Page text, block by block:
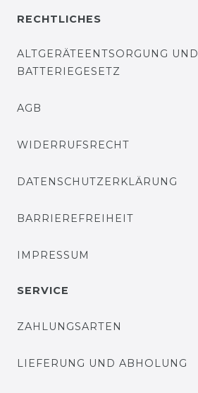
RECHTLICHES
ALTGERÄTEENTSORGUNG UND
BATTERIEGESETZ
AGB
WIDERRUFSRECHT
DATENSCHUTZERKLÄRUNG
BARRIEREFREIHEIT
IMPRESSUM
SERVICE
ZAHLUNGSARTEN
LIEFERUNG UND ABHOLUNG